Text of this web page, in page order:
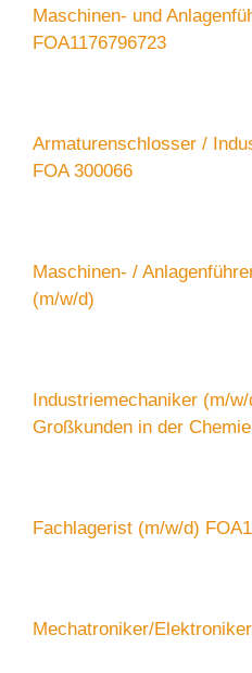
Maschinen- und
FOA1176796723
Armaturenschlosser /
FOA 300066
Maschinen- /
(m/w/d)
Industriemechaniker (m/
Großkunden in der
Fachlagerist (m/w/d)
Mechatroniker/